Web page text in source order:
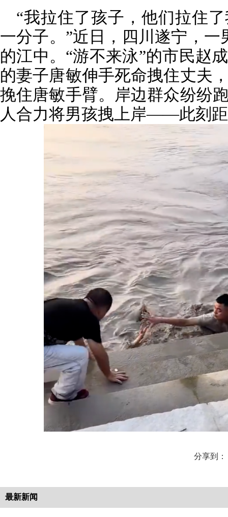
“我拉住了孩子，他们拉住
一分子。”近日，四川遂宁，
的江中。“游不来泳”的市民赵
的妻子唐敏伸手死命拽住丈夫
挽住唐敏手臂。岸边群众纷纷
人合力将男孩拽上岸——此刻
分享到：
最新新闻